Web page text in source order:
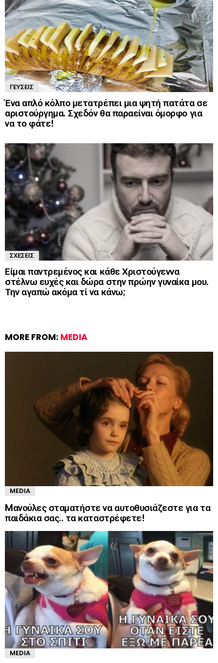
ΓΕΎΣΕΙΣ
Ένα απλό κόλπο μετατρέπει μια ψητή πατάτα σε
αριστούργημα. Σχεδόν θα παραείναι όμορφο για
να το φάτε!
ΣΧΈΣΕΙΣ
Είμαι παντρεμένος και κάθε Χριστούγεννα
στέλνω ευχές και δώρα στην πρώην γυναίκα μου.
Την αγαπώ ακόμα τί να κάνω;
MORE FROM: MEDIA
MEDIA
Mανούλες σταματήστε να αυτοθυσιάζεστε για τα
παιδάκια σας.. τα καταστρέφετε!
MEDIA